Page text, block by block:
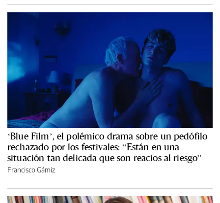
‘Blue Film’, el polémico drama sobre un pedófilo
rechazado por los festivales: “Están en una
situación tan delicada que son reacios al riesgo”
Francisco Gámiz